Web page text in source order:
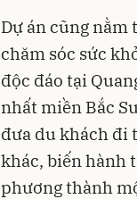
Dự án cũng
chăm sóc sức
độc đáo tại
nhất miền Bắc
đưa du khách đi
khác, biến hành
phương thành